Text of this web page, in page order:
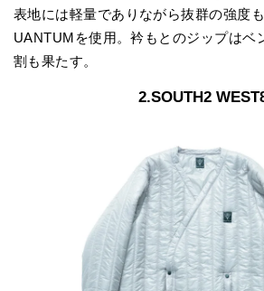
表地には軽量でありながら抜群の強度
UANTUMを使用。衿もとのジップはベ
割も果たす。
2.SOUTH2